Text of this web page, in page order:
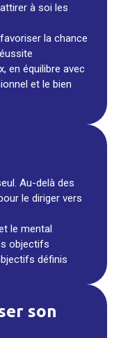
à soi les
la chance
en équilibre avec
et le bien
Au-delà des
le diriger vers
le mental
objectifs
définis
son